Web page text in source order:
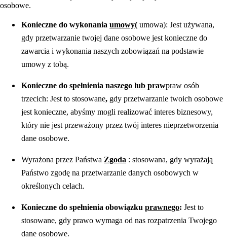
osobowe.
Konieczne do wykonania umowy( umowa): Jest używana,
gdy przetwarzanie twojej dane osobowe jest konieczne do
zawarcia i wykonania naszych zobowiązań na podstawie
umowy z tobą.
Konieczne do spełnienia naszego lub prawpraw osób
trzecich: Jest to stosowane, gdy przetwarzanie twoich osobowe
jest konieczne, abyśmy mogli realizować interes biznesowy,
który nie jest przeważony przez twój interes nieprzetworzenia
dane osobowe.
Wyrażona przez Państwa Zgoda : stosowana, gdy wyrażają
Państwo zgodę na przetwarzanie danych osobowych w
określonych celach.
Konieczne do spełnienia obowiązku prawnego: Jest to
stosowane, gdy prawo wymaga od nas rozpatrzenia Twojego
dane osobowe.